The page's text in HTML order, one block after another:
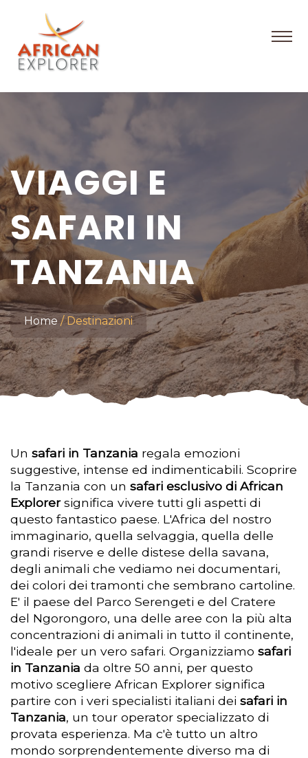
VIAGGI E
SAFARI IN
TANZANIA
Home Destinazioni
Un safari in Tanzania regala emozioni
suggestive, intense ed indimenticabili. Scoprire
la Tanzania con un safari esclusivo di African
Explorersignifica vivere tutti gli aspetti di
questo fantastico paese. L'Africa del nostro
immaginario, quella selvaggia, quella delle
grandi riserve e delle distese della savana,
degli animali che vediamo nei documentari,
dei colori dei tramonti che sembrano cartoline.
E' il paese del Parco Serengeti e del Cratere
del Ngorongoro, una delle aree con la più alta
concentrazioni di animali in tutto il continente,
l'ideale per un vero safari. Organizziamo safari
in Tanzania da oltre 50 anni, per questo
motivo scegliere African Explorer significa
partire con i veri specialisti italiani dei safari in
Tanzania, un tour operator specializzato di
provata esperienza. Ma c'è tutto un altro
mondo sorprendentemente diverso ma di